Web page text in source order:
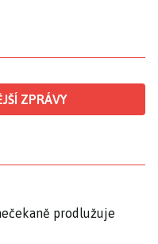
ZPRÁVY
prodlužuje